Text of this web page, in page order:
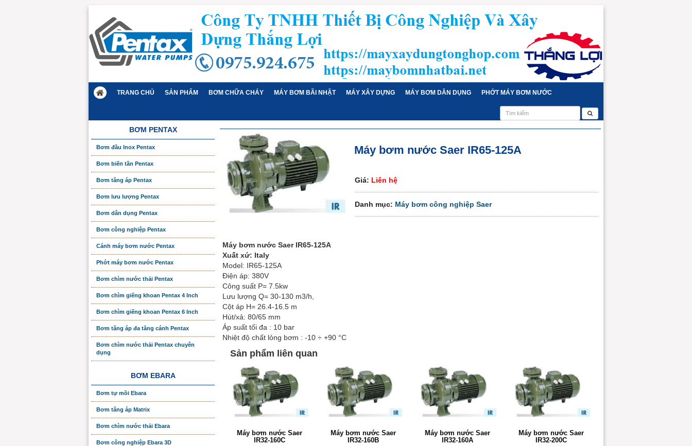
TRANG CHỦ SẢN PHẨM BƠM CHỮA CHÁY MÁY BƠM BÃI NHẬT MÁY XÂY DỰNG MÁY BƠM DÂN DỤNG PHỚT MÁY BƠM NƯỚC
Máy bơm nước Saer IR65-125A
Giá: Liên hệ
Danh mục: Máy bơm công nghiệp Saer
Máy bơm nước Saer IR65-125A
Xuất xứ: Italy
Model: IR65-125A
Điện áp: 380V
Công suất P= 7.5kw
Lưu lượng Q= 30-130 m3/h,
Cột áp H= 26.4-16.5 m
Hút/xả: 80/65 mm
Áp suất tối đa : 10 bar
Nhiệt độ chất lỏng bơm : -10 ÷ +90 °C
Sản phẩm liên quan
Máy bơm nước Saer
IR32-160C
Máy bơm nước Saer
IR32-160B
Máy bơm nước Saer
IR32-160A
Máy bơm nước Saer
IR32-200C
BƠM PENTAX
Bơm đầu Inox Pentax
Bơm biến tần Pentax
Bơm tăng áp Pentax
Bơm lưu lượng Pentax
Bơm dân dụng Pentax
Bơm công nghiệp Pentax
Cánh máy bơm nước Pentax
Phớt máy bơm nước Pentax
Bơm chìm nước thải Pentax
Bơm chìm giếng khoan Pentax 4 Inch
Bơm chìm giếng khoan Pentax 6 Inch
Bơm tăng áp đa tầng cánh Pentax
Bơm chìm nước thải Pentax chuyên
dụng
BƠM EBARA
Bơm tự mồi Ebara
Bơm tăng áp Matrix
Bơm chìm nước thải Ebara
Bơm công nghiệp Ebara 3D